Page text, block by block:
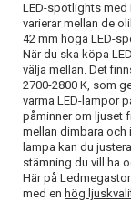
LED-spotlights med
varierar mellan de
42 mm höga LED-
När du ska köpa
välja mellan. Det
2700-2800 K, som
varma LED-lampor
påminner om ljuset
mellan dimbara och
lampa kan du
stämning du vill ha
Här på
med en hög